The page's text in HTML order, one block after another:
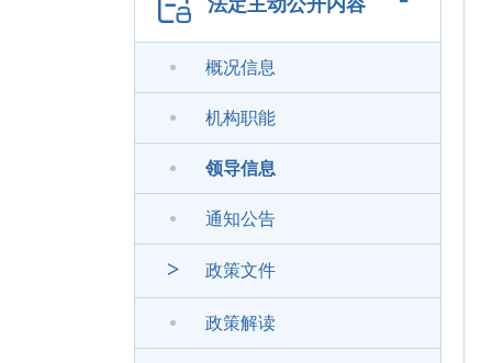
法定主动公开内容
概况信息
机构职能
领导信息
通知公告
> 政策文件
政策解读